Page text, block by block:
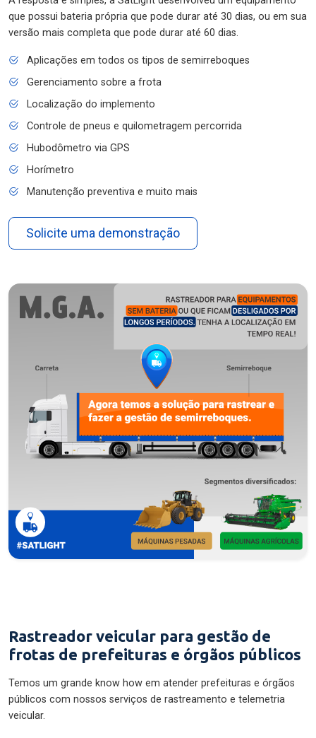
que possui bateria própria que pode durar até 30 dias, ou em sua
versão mais completa que pode durar até 60 dias.
Aplicações em todos os tipos de semirreboques
Gerenciamento sobre a frota
Localização do implemento
Controle de pneus e quilometragem percorrida
Hubodômetro via GPS
Horímetro
Manutenção preventiva e muito mais
Solicite uma demonstração
Rastreador veicular para gestão de
frotas de prefeituras e órgãos públicos
Temos um grande know how em atender prefeituras e órgãos
públicos com nossos serviços de rastreamento e telemetria
veicular.